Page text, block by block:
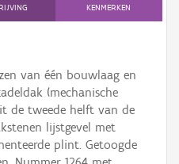
KENMERKEN
van één bouwlaag en
(mechanische
de tweede helft van de
lijstgevel met
plint. Getoogde